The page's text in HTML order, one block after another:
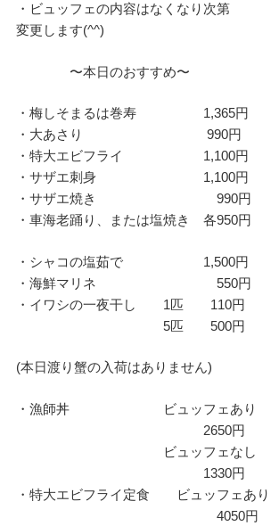
・ビュッフェの内容はなくなり次第
変更します(^^)
〜本日のおすすめ〜
・梅しそまるは巻寿 1,365円
・大あさり 990円
・特大エビフライ 1,100円
・サザエ刺身 1,100円
・サザエ焼き 990円
・車海老踊り、または塩焼き 各950円
・シャコの塩茹で 1,500円
・海鮮マリネ 550円
・イワシの一夜干し 1匹 110円
5匹 500円
(本日渡り蟹の入荷はありません)
・漁師丼 ビュッフェあり
2650円
ビュッフェなし
1330円
・特大エビフライ定食 ビュッフェあり
4050円